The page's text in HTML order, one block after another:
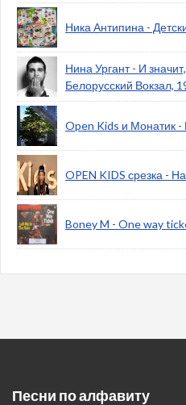
Ника Антипина -
Нина Ургант - И
Белорусский Вокзал,
Open Kids и Монатик -
OPEN KIDS срезка -
Boney M - One way
Песни по алфавиту